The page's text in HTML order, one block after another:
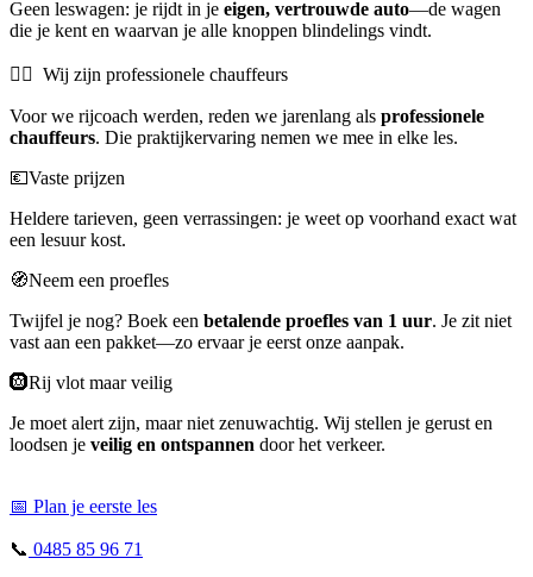
Geen leswagen: je rijdt in je eigen, vertrouwde auto—de wagen
die je kent en waarvan je alle knoppen blindelings vindt.
👨‍✈️ Wij zijn professionele chauffeurs
Voor we rijcoach werden, reden we jarenlang als professionele
chauffeurs. Die praktijkervaring nemen we mee in elke les.
💶Vaste prijzen
Heldere tarieven, geen verrassingen: je weet op voorhand exact wat
een lesuur kost.
🧭Neem een proefles
Twijfel je nog? Boek een betalende proefles van 1 uur. Je zit niet
vast aan een pakket—zo ervaar je eerst onze aanpak.
🛞Rij vlot maar veilig
Je moet alert zijn, maar niet zenuwachtig. Wij stellen je gerust en
loodsen je veilig en ontspannen door het verkeer.
📅 Plan je eerste les
📞 0485 85 96 71